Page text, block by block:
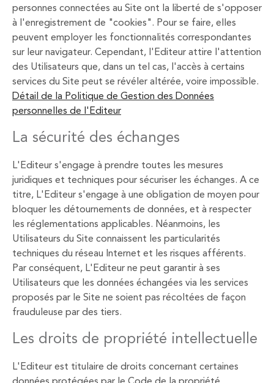
personnes connectées au Site ont la liberté de s'opposer
à l'enregistrement de "cookies". Pour se faire, elles
peuvent employer les fonctionnalités correspondantes
sur leur navigateur. Cependant, l'Editeur attire l'attention
des Utilisateurs que, dans un tel cas, l'accès à certains
services du Site peut se révéler altérée, voire impossible.
Détail de la Politique de Gestion des Données
personnelles de l'Editeur
La sécurité des échanges
L'Editeur s'engage à prendre toutes les mesures
juridiques et techniques pour sécuriser les échanges. A ce
titre, L'Editeur s'engage à une obligation de moyen pour
bloquer les détournements de données, et à respecter
les réglementations applicables. Néanmoins, les
Utilisateurs du Site connaissent les particularités
techniques du réseau Internet et les risques afférents.
Par conséquent, L'Editeur ne peut garantir à ses
Utilisateurs que les données échangées via les services
proposés par le Site ne soient pas récoltées de façon
frauduleuse par des tiers.
Les droits de propriété intellectuelle
L'Editeur est titulaire de droits concernant certaines